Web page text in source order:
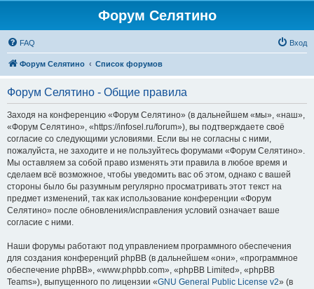
Форум Селятино
FAQ Вход
Форум Селятино Список форумов
Форум Селятино - Общие правила
Заходя на конференцию «Форум Селятино» (в дальнейшем «мы», «наш»,
«Форум Селятино», «https://infosel.ru/forum»), вы подтверждаете своё
согласие со следующими условиями. Если вы не согласны с ними,
пожалуйста, не заходите и не пользуйтесь форумами «Форум Селятино».
Мы оставляем за собой право изменять эти правила в любое время и
сделаем всё возможное, чтобы уведомить вас об этом, однако с вашей
стороны было бы разумным регулярно просматривать этот текст на
предмет изменений, так как использование конференции «Форум
Селятино» после обновления/исправления условий означает ваше
согласие с ними.
Наши форумы работают под управлением программного обеспечения
для создания конференций phpBB (в дальнейшем «они», «программное
обеспечение phpBB», «www.phpbb.com», «phpBB Limited», «phpBB
Teams»), выпущенного по лицензии «GNU General Public License v2» (в